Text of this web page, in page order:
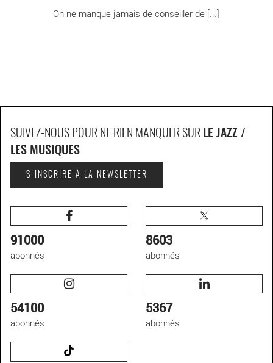
On ne manque jamais de conseiller de [...]
SUIVEZ-NOUS POUR NE RIEN MANQUER SUR LE JAZZ /
LES MUSIQUES
S'INSCRIRE À LA NEWSLETTER
91000
abonnés
8603
abonnés
54100
abonnés
5367
abonnés